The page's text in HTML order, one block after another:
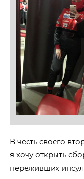
В честь своего
я хочу открыть
переживших